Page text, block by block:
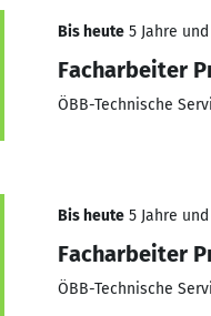
Bis heute 5 Jahre
Facharbeiter
ÖBB-Technische
Bis heute 5 Jahre
Facharbeiter
ÖBB-Technische